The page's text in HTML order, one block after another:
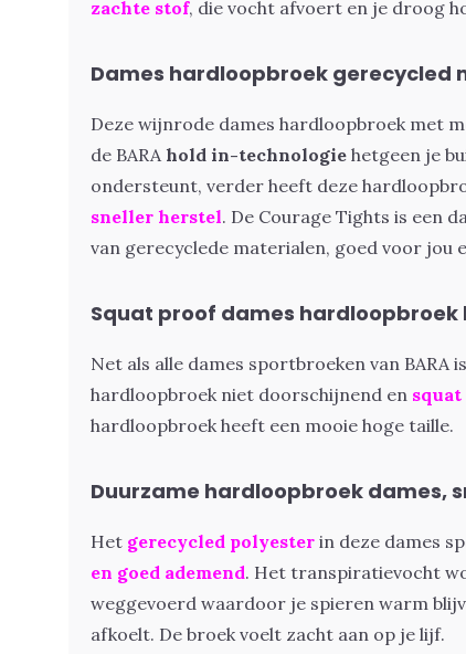
zachte stof, die vocht afvoert en je droog
Dames hardloopbroek gerecycled
Deze wijnrode dames hardloopbroek met
de BARAhold in-technologie hetgeen je
ondersteunt, verder heeft deze
sneller herstel. De Courage Tights is een
van gerecyclede materialen, goed voor jou
Squat proof dames hardloopbroek
Net als alle dames sportbroeken van BARA
hardloopbroek niet doorschijnend en
hardloopbroek heeft een mooie hoge taille.
Duurzame hardloopbroek dames,
Het gerecycled polyester in deze dames
en goed ademend. Het transpiratievocht
weggevoerd waardoor je spieren warm
afkoelt. De broek voelt zacht aan op je lijf.